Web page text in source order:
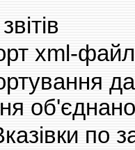
xml-
по